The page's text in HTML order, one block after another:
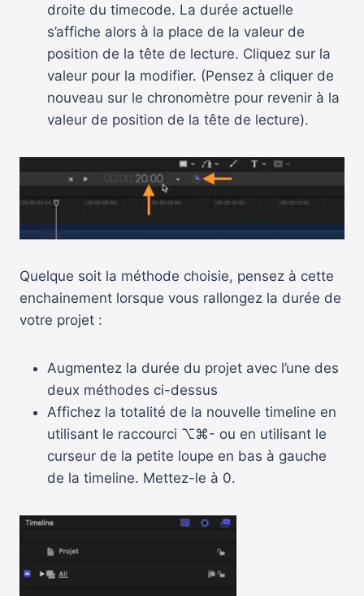
droite du timecode. La durée actuelle
s’affiche alors à la place de la valeur de
position de la tête de lecture. Cliquez sur la
valeur pour la modifier. (Pensez à cliquer de
nouveau sur le chronomètre pour revenir à la
valeur de position de la tête de lecture).
Quelque soit la méthode choisie, pensez à cette
enchainement lorsque vous rallongez la durée de
votre projet :
Augmentez la durée du projet avec l’une des
deux méthodes ci-dessus
Affichez la totalité de la nouvelle timeline en
utilisant le raccourci ⌥⌘- ou en utilisant le
curseur de la petite loupe en bas à gauche
de la timeline. Mettez-le à 0.